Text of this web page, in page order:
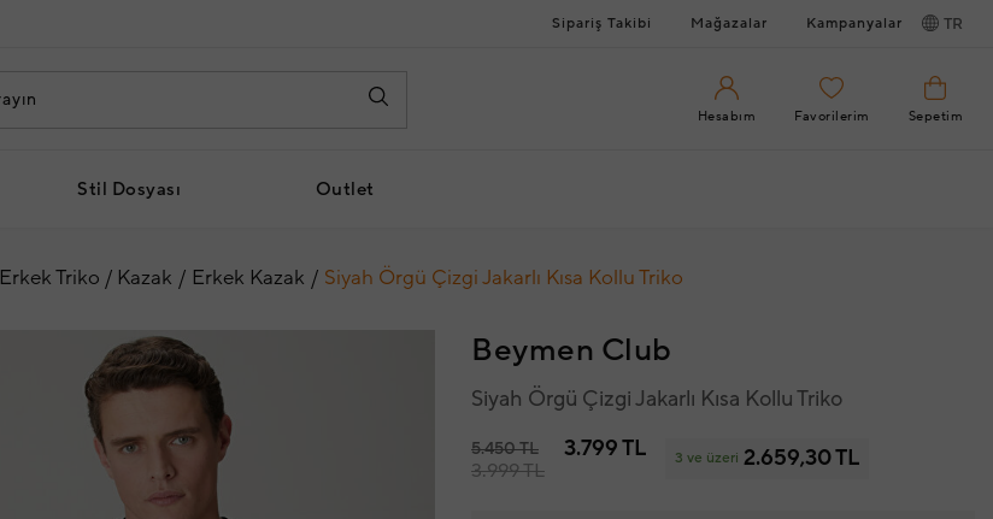
Sipariş Takibi Mağazalar Kampanyalar TR
Hesabım Favorilerim Sepetim
Stil Dosyası Outlet
Erkek Triko / Kazak Erkek Kazak Siyah Örgü Çizgi Jakarlı Kısa Kollu Triko
Beymen Club
Siyah Örgü Çizgi Jakarlı Kısa Kollu Triko
5.450 TL
3.999 TL
3.799 TL 3 ve üzeri 2.659,30 TL